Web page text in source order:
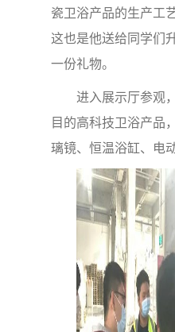
瓷卫浴产品的生产工
这也是他送给同学们
一份礼物。
进入展示厅参观
目的高科技卫浴产品
璃镜、恒温浴缸、电